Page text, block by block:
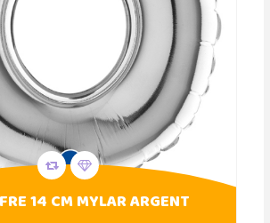
14 CM MYLAR ARGENT